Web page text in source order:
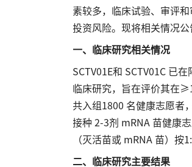
素较多，临床试验、审评
投资风险。现将相关情况公
一、临床研究相关情况
SCTV01E和 SCTV01C 已
临床研究，旨在评价其在
共入组1800 名健康志愿者
接种 2-3剂 mRNA 苗健康
（灭活苗或 mRNA 苗）按
二、临床研究主要结果